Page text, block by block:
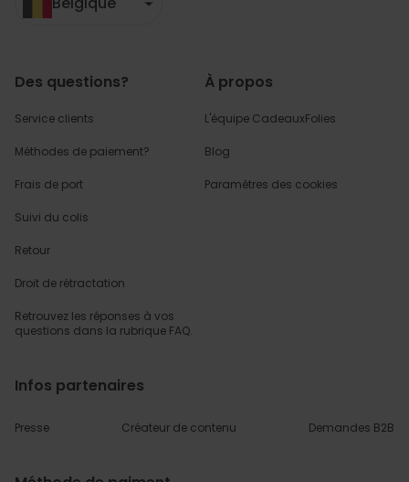
Des questions?
Service clients
Méthodes de paiement?
Frais de port
Suivi du colis
Retour
Droit de rétractation
Retrouvez les réponses à vos
questions dans la rubrique FAQ.
À propos
L'équipe CadeauxFolies
Blog
Paramètres des cookies
Infos partenaires
Presse Créateur de contenu Demandes B2B